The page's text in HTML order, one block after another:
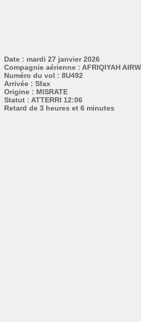
Date : mardi 27 janvier 2026
Compagnie aérienne : AFRIQIYAH
Numéro du vol : 8U492
Arrivée : Sfax
Origine : MISRATE
Statut : ATTERRI 12:06
Retard de 3 heures et 6 minutes